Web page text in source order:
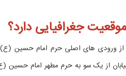
جغرافیایی دارد؟
از ورودی های اصلی حرم امام حسین
از یک سو به حرم مطهر امام